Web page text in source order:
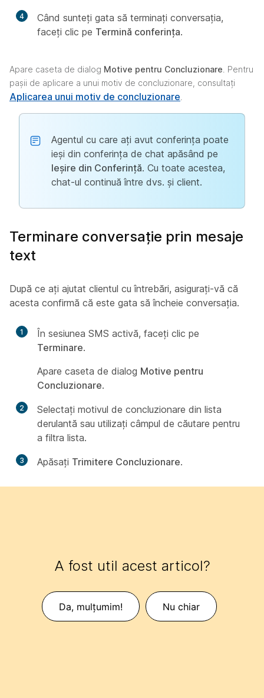
4
Când sunteți gata să terminați conversația,
faceți clic pe Termină conferința.
Apare caseta de dialog Motive pentru Concluzionare . Pentru
pașii de aplicare a unui motiv de concluzionare, consultați
Aplicarea unui motiv de concluzionare
Agentul cu care ați avut conferința poate
ieși din conferința de chat apăsând pe
Ieșire din Conferință. Cu toate acestea,
chat-ul continuă între dvs. și client.
Terminare conversație prin mesaje
text
După ce ați ajutat clientul cu întrebări, asigurați-vă că
acesta confirmă că este gata să încheie conversația.
1
În sesiunea SMS activă, faceți clic pe
Terminare.
Apare caseta de dialog Motive pentru
Concluzionare.
2
Selectați motivul de concluzionare din lista
derulantă sau utilizați câmpul de căutare pentru
a filtra lista.
3 Apăsați Trimitere Concluzionare.
A fost util acest articol?
Da, mulțumim! Nu chiar